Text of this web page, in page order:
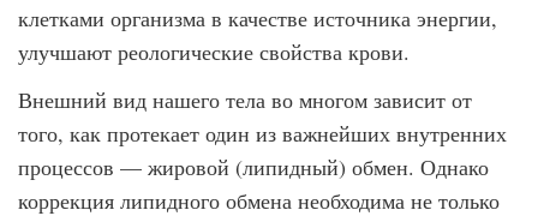
клетками организма в качестве источника энергии,
улучшают реологические свойства крови.
Внешний вид нашего тела во многом зависит от
того, как протекает один из важ­нейших внутренних
процессов — жировой (липидный) обмен. Однако
коррекция ли­пидного обмена необходима не только